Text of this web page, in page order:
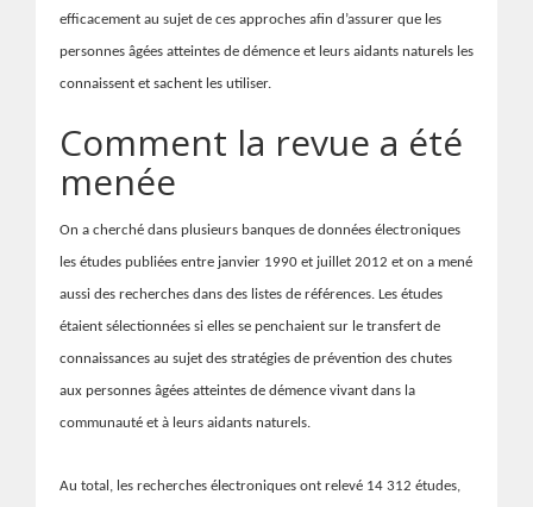
efficacement au sujet de ces approches afin d’assurer que les
personnes âgées atteintes de démence et leurs aidants naturels les
connaissent et sachent les utiliser.
Comment la revue a été
menée
On a cherché dans plusieurs banques de données électroniques
les études publiées entre janvier 1990 et juillet 2012 et on a mené
aussi des recherches dans des listes de références. Les études
étaient sélectionnées si elles se penchaient sur le transfert de
connaissances au sujet des stratégies de prévention des chutes
aux personnes âgées atteintes de démence vivant dans la
communauté et à leurs aidants naturels.
Au total, les recherches électroniques ont relevé 14 312 études,